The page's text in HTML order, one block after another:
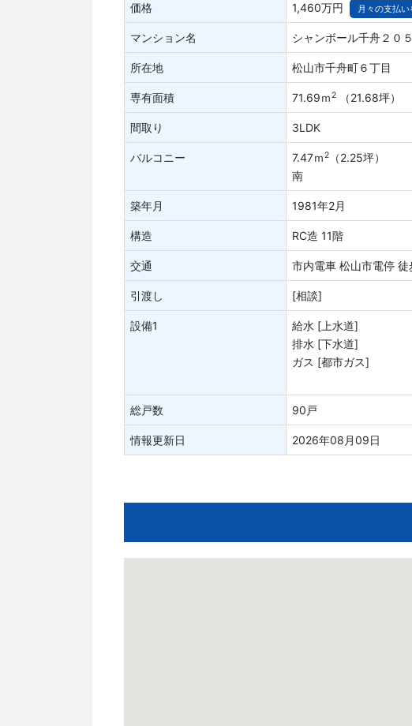
価格 1,460万円 月々の支払
マンション名 シャンボール千舟２０
所在地 松山市千舟町６丁目
専有面積 71.69ｍ 2 （21.68坪）
間取り 3LDK
バルコニー 7.47ｍ 2
（2.25坪）
南
築年月 1981年2月
構造 RC造 11階
交通 市内電車 松山市電停
引渡し [相談]
設備1
給水 [上水道]
排水 [下水道]
ガス [都市ガス]
総戸数 90戸
情報更新日 2026年08月09日